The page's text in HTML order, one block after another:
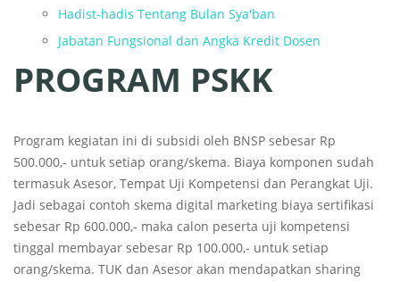
Hadist-hadis Tentang Bulan Sya'ban
Jabatan Fungsional dan Angka Kredit Dosen
PROGRAM PSKK
Program kegiatan ini di subsidi oleh BNSP sebesar Rp
500.000,- untuk setiap orang/skema. Biaya komponen sudah
termasuk Asesor, Tempat Uji Kompetensi dan Perangkat Uji.
Jadi sebagai contoh skema digital marketing biaya sertifikasi
sebesar Rp 600.000,- maka calon peserta uji kompetensi
tinggal membayar sebesar Rp 100.000,- untuk setiap
orang/skema. TUK dan Asesor akan mendapatkan sharing